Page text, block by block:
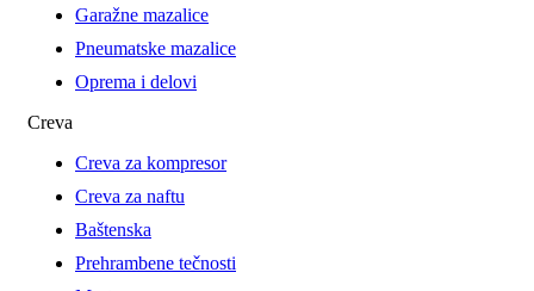
Garažne mazalice
Pneumatske mazalice
Oprema i delovi
Creva
Creva za kompresor
Creva za naftu
Baštenska
Prehrambene tečnosti